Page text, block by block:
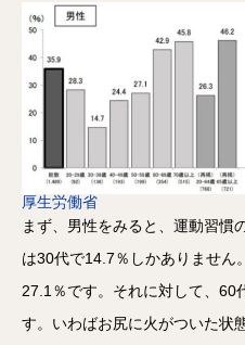
厚生労働省
まず、男性をみると、運動習慣
は30代で14.7％しかありません
27.1％です。それに対して、60
す。いわばお尻に火がついた状